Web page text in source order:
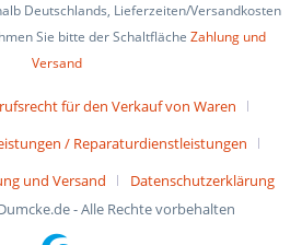
Deutschlands, Lieferzeiten/Versandkosten
Sie bitte der Schaltfläche Zahlung und
Versand
für den Verkauf von Waren
/ Reparaturdienstleistungen
und Versand
Datenschutzerklärung
- Alle Rechte vorbehalten